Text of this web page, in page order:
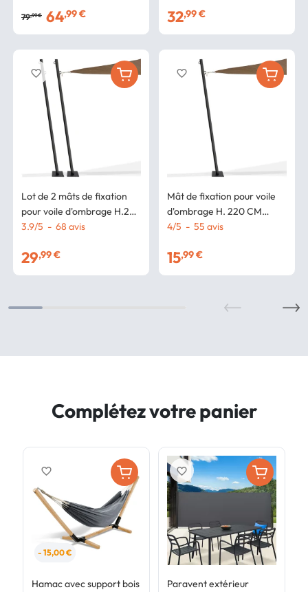
79,99 € 64,99 €
Lot de 2 mâts de fixation
pour voile d'ombrage H.220
CM poteaux et bases acier
3.9/5 - 68 avis
29,99 €
favorite_border
32,99 €
Mât de fixation pour voile
d'ombrage H. 220 CM
poteau et base acier
4/5 - 55 avis
15,99 €
favorite_border
Complétez votre panier
- 15,00 €
Hamac avec support bois
favorite_border
Paravent extérieur
favorite_border